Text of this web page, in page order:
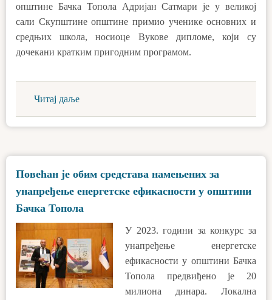
општине Бачка Топола Адријан Сатмари је у великој
сали Скупштине општине примио ученике основних и
средњих школа, носиоце Вукове дипломе, који су
дочекани кратким пригодним програмом.
Читај даље
Повећан је обим средстава намењених за
унапређење енергетске ефикасности у општини
Бачка Топола
У 2023. години за конкурс за
унапређење енергетске
ефикасности у општини Бачка
Топола предвиђено је 20
милиона динара. Локална